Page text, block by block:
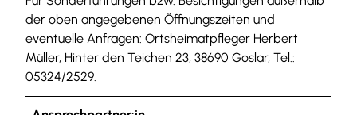
der oben angegebenen Öffnungszeiten und
eventuelle Anfragen: Ortsheimatpfleger Herbert
Müller, Hinter den Teichen 23, 38690 Goslar, Tel.:
05324/2529.